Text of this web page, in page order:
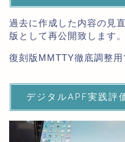
過去に作成した内容の見
版として再公開致します。
復刻版MMTTY徹底調整
デジタルAPF実践評